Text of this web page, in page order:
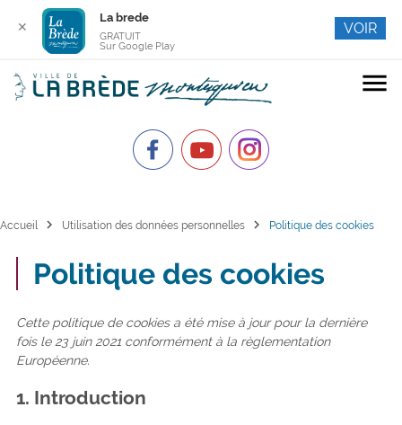
menu
Accueil chevron_right Utilisation des données personnelles chevron_right Politique des cookies
Politique des cookies
Cette politique de cookies a été mise à jour pour la dernière
fois le 23 juin 2021 conformément à la règlementation
Européenne.
1. Introduction
✕
La brede
GRATUIT
Sur Google Play
VOIR